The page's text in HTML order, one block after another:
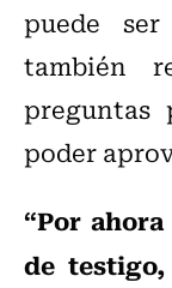
puede
también
preguntas
poder
“Por
de